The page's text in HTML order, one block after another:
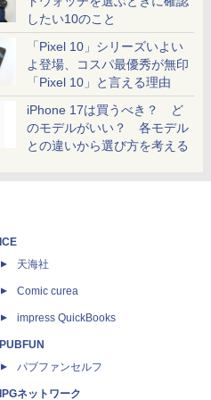
したい10のこと
「Pixel 10」シリーズいよい
よ登場、コスパ最優秀が無印
「Pixel 10」と言える理由
iPhone 17は買うべき？ ど
のモデルがいい？ 各モデル
との違いから選び方を考える
ICE
天海社
Comic curea
impress QuickBooks
PUBFUN
パブファンセルフ
IPGネットワーク